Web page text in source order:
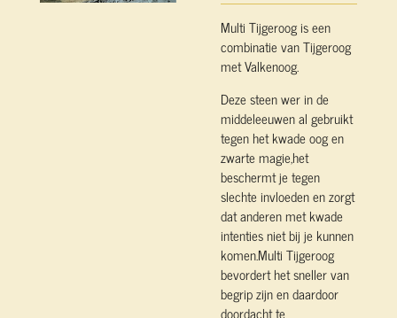
Multi Tijgeroog is een
combinatie van Tijgeroog
met Valkenoog.
Deze steen wer in de
middeleeuwen al gebruikt
tegen het kwade oog en
zwarte magie,het
beschermt je tegen
slechte invloeden en zorgt
dat anderen met kwade
intenties niet bij je kunnen
komen.Multi Tijgeroog
bevordert het sneller van
begrip zijn en daardoor
doordacht te